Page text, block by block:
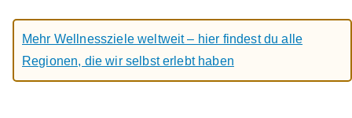
Mehr Wellnessziele weltweit – hier findest du alle
Regionen, die wir selbst erlebt haben